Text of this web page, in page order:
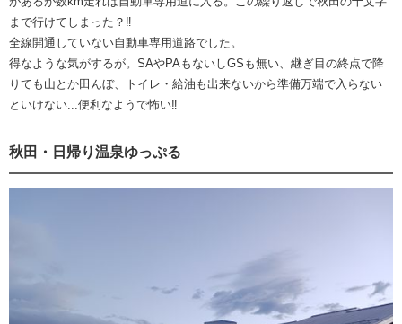
まで行けてしまった？‼️
全線開通していない自動車専用道路でした。
得なような気がするが。SAやPAもないしGSも無い、継ぎ目の終点で降
りても山とか田んぼ、トイレ・給油も出来ないから準備万端で入らない
といけない...便利なようで怖い‼️
秋田・日帰り温泉ゆっぷる